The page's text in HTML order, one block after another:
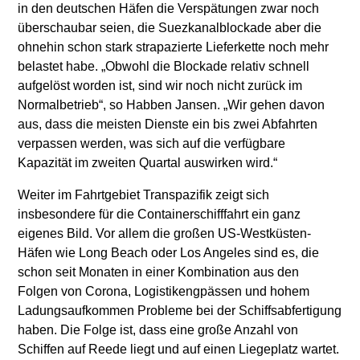
in den deutschen Häfen die Verspätungen zwar noch
überschaubar seien, die Suezkanalblockade aber die
ohnehin schon stark strapazierte Lieferkette noch mehr
belastet habe. „Obwohl die Blockade relativ schnell
aufgelöst worden ist, sind wir noch nicht zurück im
Normalbetrieb“, so Habben Jansen. „Wir gehen davon
aus, dass die meisten Dienste ein bis zwei Abfahrten
verpassen werden, was sich auf die verfügbare
Kapazität im zweiten Quartal auswirken wird.“
Weiter im Fahrtgebiet Transpazifik zeigt sich
insbesondere für die Containerschifffahrt ein ganz
eigenes Bild. Vor allem die großen US-Westküsten-
Häfen wie Long Beach oder Los Angeles sind es, die
schon seit Monaten in einer Kombination aus den
Folgen von Corona, Logistikengpässen und hohem
Ladungsaufkommen Probleme bei der Schiffsabfertigung
haben. Die Folge ist, dass eine große Anzahl von
Schiffen auf Reede liegt und auf einen Liegeplatz wartet.